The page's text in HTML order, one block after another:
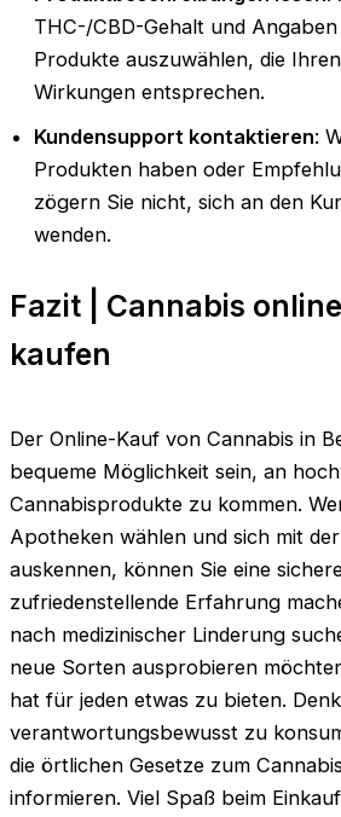
THC-/CBD-Gehalt und
Produkte auszuwählen, die
Wirkungen entsprechen.
Kundensupport kontaktieren:
Produkten haben oder
zögern Sie nicht, sich an den
wenden.
Fazit | Cannabis
kaufen
Der Online-Kauf von Cannabis in
bequeme Möglichkeit sein, an
Cannabisprodukte zu kommen.
Apotheken wählen und sich mit
auskennen, können Sie eine
zufriedenstellende Erfahrung
nach medizinischer Linderung
neue Sorten ausprobieren
hat für jeden etwas zu bieten.
verantwortungsbewusst zu
die örtlichen Gesetze zum
informieren. Viel Spaß beim